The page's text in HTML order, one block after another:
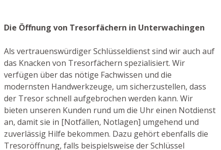
Die Öffnung von Tresorfächern in Unterwachingen
Als vertrauenswürdiger Schlüsseldienst sind wir auch auf
das Knacken von Tresorfächern spezialisiert. Wir
verfügen über das nötige Fachwissen und die
modernsten Handwerkzeuge, um sicherzustellen, dass
der Tresor schnell aufgebrochen werden kann. Wir
bieten unseren Kunden rund um die Uhr einen Notdienst
an, damit sie in [Notfällen, Notlagen] umgehend und
zuverlässig Hilfe bekommen. Dazu gehört ebenfalls die
Tresoröffnung, falls beispielsweise der Schlüssel